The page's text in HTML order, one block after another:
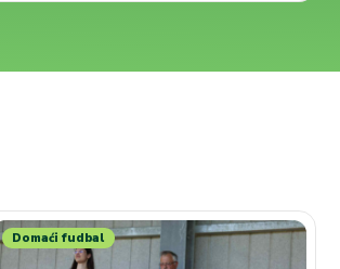
Domaći fudbal